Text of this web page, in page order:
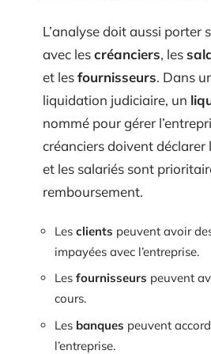
L’analyse doit aussi porter
avec lescréanciers, les
et lesfournisseurs. Dans
liquidation judiciaire, un
nommé pour gérer
créanciers doivent déclarer
et les salariés sont
remboursement.
Les clients peuvent avoir
impayées avec l’entreprise.
Les fournisseurs peuvent
cours.
Les banques peuvent
l’entreprise.